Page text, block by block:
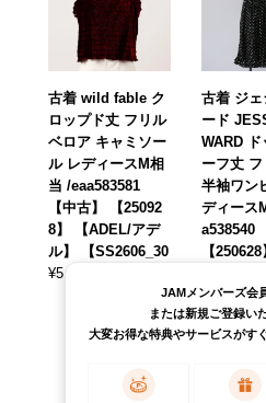
古着 wild fable ク
ロップド丈 フリル
ベロア キャミソー
ル レディースM相
当 /eaa583581
【中古】 【25092
8】 【ADEL/アデ
ル】 【SS2606_30
¥5,390
古着 ジェ
ード
WARD
ーフ丈 フ
半袖ワン
ディース
a538540
【
606_30
¥9,790(税
JAMメンバーズ会
または新規ご登録い
大変お得な特典やサービスがす